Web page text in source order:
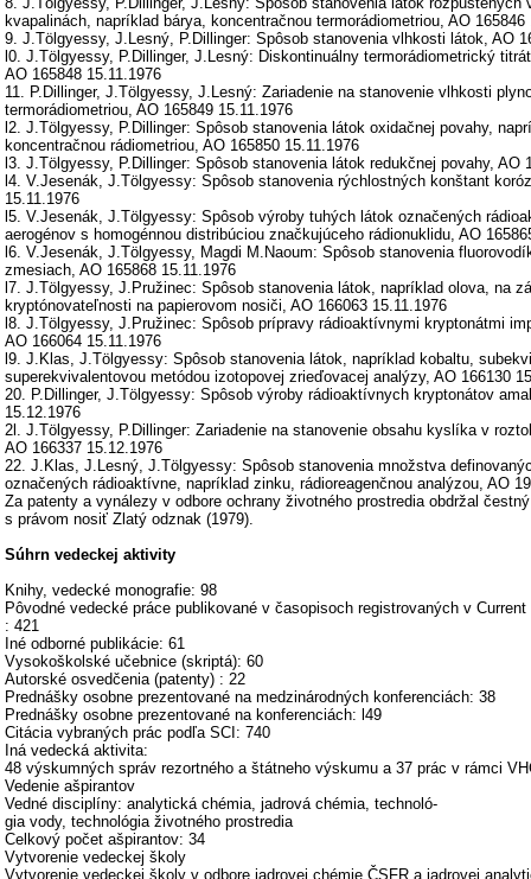
kvapalinách, napríklad bárya, koncentračnou termorádiometriou, AO 165846
9. J.Tölgyessy, J.Lesný, P.Dillinger: Spôsob stanovenia vlhkosti látok, AO
l0. J.Tölgyessy, P.Dillinger, J.Lesný: Diskontinuálny termorádiometrický
AO 165848 15.11.1976
11. P.Dillinger, J.Tölgyessy, J.Lesný: Zariadenie na stanovenie vlhkosti
termorádiometriou, AO 165849 15.11.1976
l2. J.Tölgyessy, P.Dillinger: Spôsob stanovenia látok oxidačnej povahy,
koncentračnou rádiometriou, AO 165850 15.11.1976
l3. J.Tölgyessy, P.Dillinger: Spôsob stanovenia látok redukčnej povahy, AO
l4. V.Jesenák, J.Tölgyessy: Spôsob stanovenia rýchlostných konštant
15.11.1976
l5. V.Jesenák, J.Tölgyessy: Spôsob výroby tuhých látok označených
aerogénov s homogénnou distribúciou značkujúceho rádionuklidu, AO
l6. V.Jesenák, J.Tölgyessy, Magdi M.Naoum: Spôsob stanovenia
zmesiach, AO 165868 15.11.1976
l7. J.Tölgyessy, J.Pružinec: Spôsob stanovenia látok, napríklad olova, na
kryptónovateľnosti na papierovom nosiči, AO 166063 15.11.1976
l8. J.Tölgyessy, J.Pružinec: Spôsob prípravy rádioaktívnymi kryptonátmi
AO 166064 15.11.1976
l9. J.Klas, J.Tölgyessy: Spôsob stanovenia látok, napríklad kobaltu,
superekvivalentovou metódou izotopovej zrieďovacej analýzy, AO 166130
20. P.Dillinger, J.Tölgyessy: Spôsob výroby rádioaktívnych kryptonátov
15.12.1976
2l. J.Tölgyessy, P.Dillinger: Zariadenie na stanovenie obsahu kyslíka v
AO 166337 15.12.1976
22. J.Klas, J.Lesný, J.Tölgyessy: Spôsob stanovenia množstva
označených rádioaktívne, napríklad zinku, rádioreagenčnou analýzou, AO
Za patenty a vynálezy v odbore ochrany životného prostredia obdržal
s právom nosiť Zlatý odznak (1979).
Súhrn vedeckej aktivity
Knihy, vedecké monografie: 98
Pôvodné vedecké práce publikované v časopisoch registrovaných v
: 421
Iné odborné publikácie: 61
Vysokoškolské učebnice (skriptá): 60
Autorské osvedčenia (patenty) : 22
Prednášky osobne prezentované na medzinárodných konferenciách: 38
Prednášky osobne prezentované na konferenciách: l49
Citácia vybraných prác podľa SCI: 740
Iná vedecká aktivita:
48 výskumných správ rezortného a štátneho výskumu a 37 prác v rámci
Vedenie ašpirantov
Vedné disciplíny: analytická chémia, jadrová chémia, technoló-
gia vody, technológia životného prostredia
Celkový počet ašpirantov: 34
Vytvorenie vedeckej školy
Vytvorenie vedeckej školy v odbore jadrovej chémie ČSFR a jadrovej